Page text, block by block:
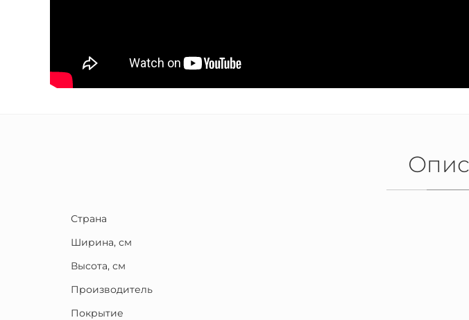
Страна
Ширина, см
Высота, см
Производитель
Покрытие